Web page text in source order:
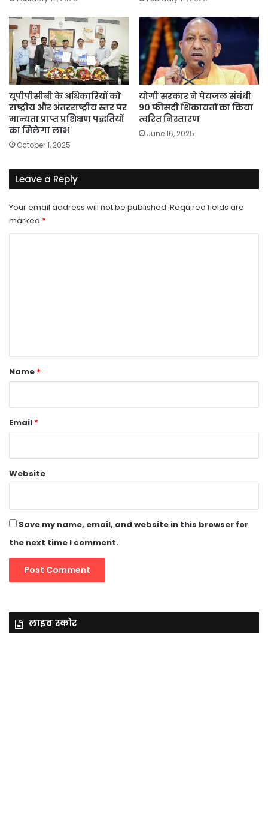
यूपीपीसीबी के अधिकारियों को
राष्ट्रीय और अंतरराष्ट्रीय स्तर पर
मान्यता प्राप्त प्रशिक्षण पद्धतियों
का मिलेगा लाभ
October 1, 2025
योगी सरकार ने पेयजल संबंधी
90 फीसदी शिकायतों का किया
त्वरित निस्तारण
June 16, 2025
Leave a Reply
Your email address will not be published. Required fields are
marked *
*
Name *
Email *
Website
Save my name, email, and website in this browser for
the next time I comment.
लाइव स्कोर